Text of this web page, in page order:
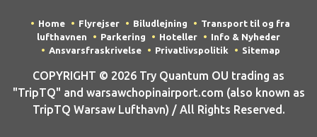
Home Flyrejser Biludlejning
Transport til og fra
lufthavnen
Parkering Hoteller
Info & Nyheder
Ansvarsfraskrivelse
Privatlivspolitik Sitemap
COPYRIGHT © 2026 Try Quantum OU trading as
"TripTQ" and warsawchopinairport.com (also known as
TripTQ Warsaw Lufthavn) / All Rights Reserved.